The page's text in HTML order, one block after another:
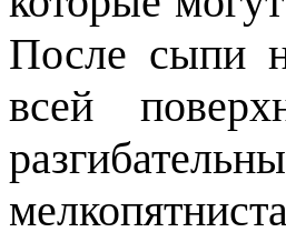
После сыпи
всей